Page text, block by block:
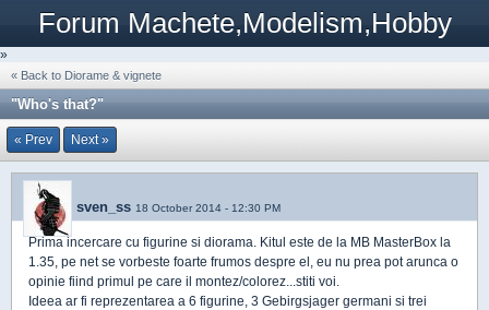
Forum Machete,Modelism,Hobby
»
« Back to Diorame & vignete
"Who's that?"
« Prev Next »
sven_ss 18 October 2014 - 12:30 PM
Prima incercare cu figurine si diorama. Kitul este de la MB MasterBox la
1.35, pe net se vorbeste foarte frumos despre el, eu nu prea pot arunca o
opinie fiind primul pe care il montez/colorez...stiti voi.
Ideea ar fi reprezentarea a 6 figurine, 3 Gebirgsjager germani si trei